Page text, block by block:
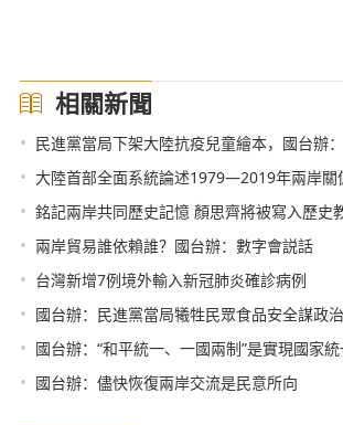
相關新聞
• 民進黨當局下架大陸抗疫兒童繪本，國台辦
• 大陸首部全面系統論述1979—2019年兩岸關
• 銘記兩岸共同歷史記憶 顏思齊將被寫入歷史
• 兩岸貿易誰依賴誰？國台辦：數字會説話
• 台灣新增7例境外輸入新冠肺炎確診病例
• 國台辦：民進黨當局犧牲民眾食品安全謀政
• 國台辦：“和平統一、一國兩制”是實現國家
• 國台辦：儘快恢復兩岸交流是民意所向